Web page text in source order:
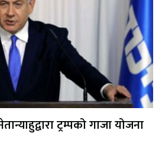
ट्रम्पको गाजा योजना